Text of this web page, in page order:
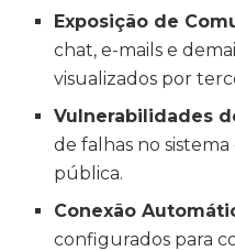
Exposição de
chat, e-mails e
visualizados por
Vulnerabilidades
de falhas no
pública.
Conexão
configurados para